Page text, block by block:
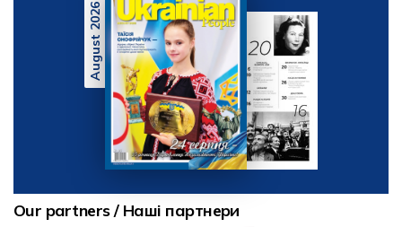
August 2026
Our partners / Наші партнери